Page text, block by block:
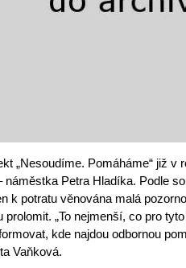
„Nesoudíme. Pomáháme“ již
náměstka Petra Hladíka. Podle
k potratu věnována malá
prolomit. „To nejmenší, co pro
kde najdou odbornou
Vaňková.